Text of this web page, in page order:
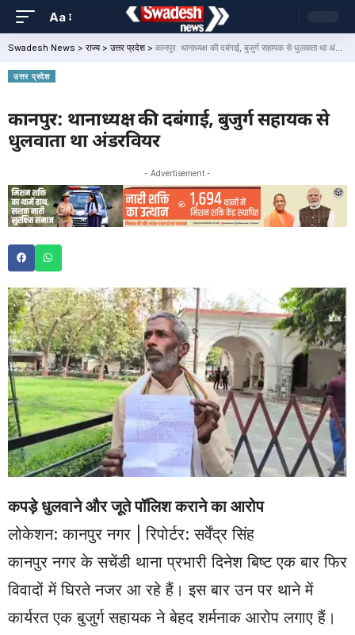
Aa
Swadesh News > राज्य> उत्तर प्रदेश> कानपुर: थानाध्यक्ष की दबंगाई, बुजुर्ग सहायक से धुलवाता था अंडरवियर
उत्तर प्रदेश
कानपुर: थानाध्यक्ष की दबंगाई, बुजुर्ग सहायक से
धुलवाता था अंडरवियर
- Advertisement -
कपड़े धुलवाने और जूते पॉलिश कराने का आरोप
लोकेशन: कानपुर नगर | रिपोर्टर: सर्वेंद्र सिंह
कानपुर नगर के सचेंडी थाना प्रभारी दिनेश बिष्ट एक बार फिर
विवादों में घिरते नजर आ रहे हैं। इस बार उन पर थाने में
कार्यरत एक बुजुर्ग सहायक ने बेहद शर्मनाक आरोप लगाए हैं।